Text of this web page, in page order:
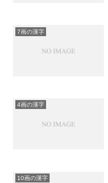
7画の漢字
4画の漢字
10画の漢字